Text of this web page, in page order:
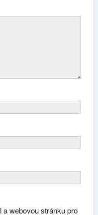
a webovou stránku pro